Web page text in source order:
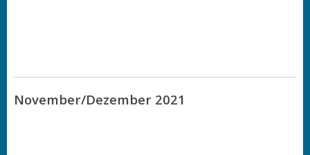
November/Dezember 2021